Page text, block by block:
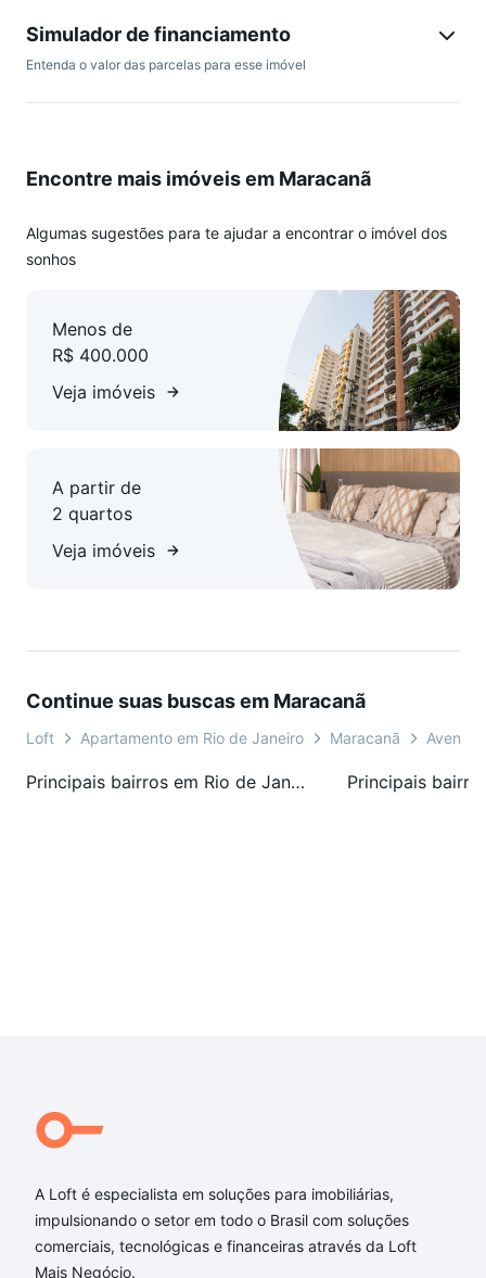
Simulador de financiamento
Entenda o valor das parcelas para esse imóvel
Encontre mais imóveis em Maracanã
Algumas sugestões para te ajudar a encontrar o imóvel dos
sonhos
Menos de
R$ 400.000
Veja imóveis
A partir de
2 quartos
Veja imóveis
Continue suas buscas em Maracanã
Loft Apartamento em Rio de Janeiro Maracanã
Principais bairros em Rio de Janeiro, RJ
A Loft é especialista em soluções para imobiliárias,
impulsionando o setor em todo o Brasil com soluções
comerciais, tecnológicas e financeiras através da Loft
Mais Negócio.